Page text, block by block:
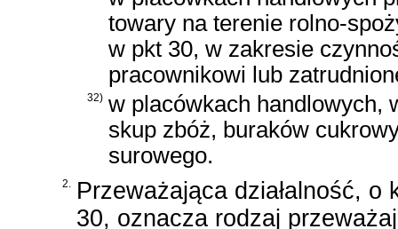
towary na terenie rolno-
w pkt 30, w zakresie
pracownikowi lub
32) w placówkach handlowych,
skup zbóż, buraków
surowego.
2.
Przeważająca działalność,
30, oznacza rodzaj